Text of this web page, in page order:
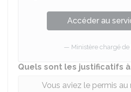
Accéder au
Ministère chargé
Quels sont les justificatifs
Vous aviez le permis